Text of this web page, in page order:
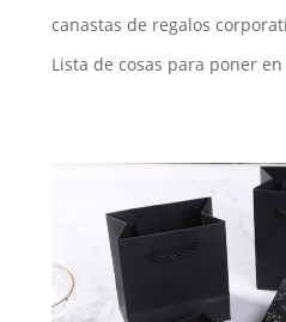
canastas de regalos
Lista de cosas para poner